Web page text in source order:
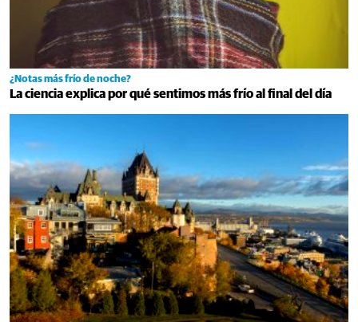
¿Notas más frío de noche?
La ciencia explica por qué sentimos más frío al final del día